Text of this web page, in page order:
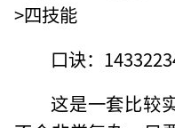
>四技能
口诀：
这是一套比较